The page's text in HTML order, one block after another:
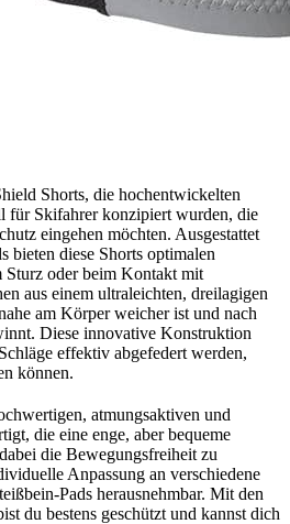
Shorts, die hochentwickelten
für Skifahrer konzipiert wurden, die
eingehen möchten. Ausgestattet
bieten diese Shorts optimalen
Sturz oder beim Kontakt mit
aus einem ultraleichten, dreilagigen
am Körper weicher ist und nach
Diese innovative Konstruktion
effektiv abgefedert werden,
können.
atmungsaktiven und
die eine enge, aber bequeme
die Bewegungsfreiheit zu
Anpassung an verschiedene
Pads herausnehmbar. Mit den
du bestens geschützt und kannst dich